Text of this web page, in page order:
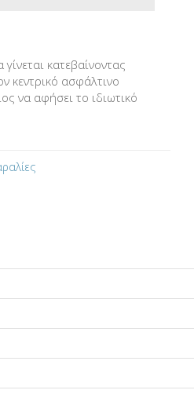
κατεβαίνοντας
κεντρικό ασφάλτινο
να αφήσει το ιδιωτικό